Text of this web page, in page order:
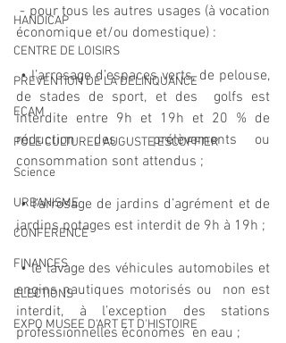
HANDICAP
CENTRE DE LOISIRS
PREVENTION DE LA DELINQUANCE
ECAM
POLE CULTUREL AUGUSTE ESCOFFIER
Science
URBANISME
CONFERENCE
FINANCES
ELECTIONS
EXPO MUSEE D'ART ET D'HISTOIRE
- pour tous les autres usages (à vocation
économique et/ou domestique) :
• l’arrosage d’espaces verts, de pelouse,
de stades de sport, et des  golfs est
interdite entre 9h et 19h et 20 % de
réduction des  prélèvements ou
consommation sont attendus ;
• l’arrosage de jardins d’agrément et de
jardins potages est interdit de 9h à 19h ;
• le lavage des véhicules automobiles et
engins nautiques motorisés ou  non est
interdit, à l’exception des stations
professionnelles économes  en eau ;